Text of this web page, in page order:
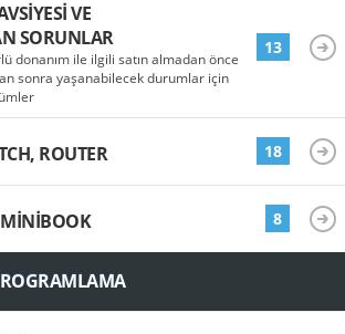
VE
SORUNLAR
donanım ile ilgili satın almadan önce
sonra yaşanabilecek durumlar için
13
ROUTER 18
MINIBOOK 8